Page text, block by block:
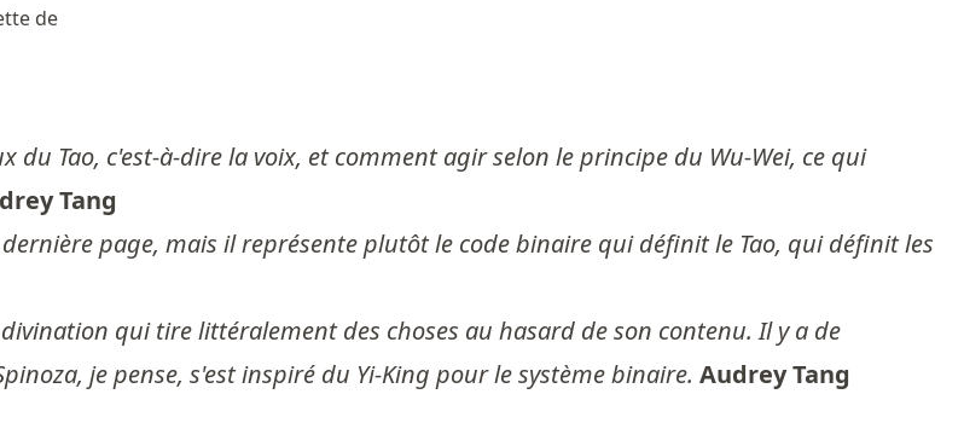
de
du Tao, c'est-à-dire la voix, et comment agir selon le principe du Wu-Wei, ce qui
Tang
page, mais il représente plutôt le code binaire qui définit le Tao, qui définit les
qui tire littéralement des choses au hasard de son contenu. Il y a de
je pense, s'est inspiré du Yi-King pour le système binaire. Audrey Tang